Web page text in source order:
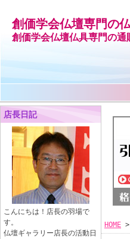
創価学会仏壇専門の
創価学会仏壇仏具専門の通
店長日記
こんにちは！店長の羽場で
す。
仏壇ギャラリー店長の活動日
HOME >